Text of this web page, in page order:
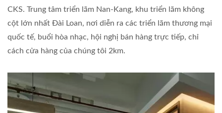
CKS. Trung tâm triển lãm Nan-Kang, khu triển lãm không
cột lớn nhất Đài Loan, nơi diễn ra các triển lãm thương mại
quốc tế, buổi hòa nhạc, hội nghị bán hàng trực tiếp, chỉ
cách cửa hàng của chúng tôi 2km.